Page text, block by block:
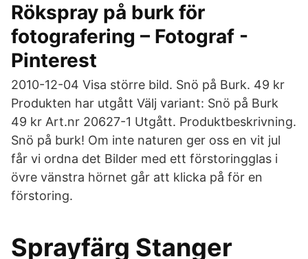
Rökspray på burk för
fotografering – Fotograf -
Pinterest
2010-12-04 Visa större bild. Snö på Burk. 49 kr
Produkten har utgått Välj variant: Snö på Burk
49 kr Art.nr 20627-1 Utgått. Produktbeskrivning.
Snö på burk! Om inte naturen ger oss en vit jul
får vi ordna det Bilder med ett förstoringglas i
övre vänstra hörnet går att klicka på för en
förstoring.
Sprayfärg Stanger